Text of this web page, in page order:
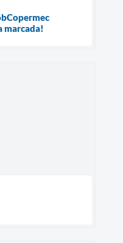
marcada!